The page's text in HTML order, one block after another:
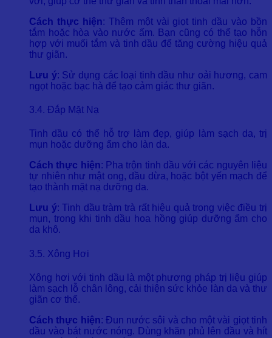
Cách thực hiện: Thêm một vài giọt tinh dầu vào bồn
tắm hoặc hòa vào nước ấm. Bạn cũng có thể tạo hỗn
hợp với muối tắm và tinh dầu để tăng cường hiệu quả
thư giãn.
Lưu ý: Sử dụng các loại tinh dầu như oải hương, cam
ngọt hoặc bạc hà để tạo cảm giác thư giãn.
3.4. Đắp Mặt Nạ
Tinh dầu có thể hỗ trợ làm đẹp, giúp làm sạch da, trị
mụn hoặc dưỡng ẩm cho làn da.
Cách thực hiện: Pha trộn tinh dầu với các nguyên liệu
tự nhiên như mật ong, dầu dừa, hoặc bột yến mạch để
tạo thành mặt nạ dưỡng da.
Lưu ý: Tinh dầu tràm trà rất hiệu quả trong việc điều trị
mụn, trong khi tinh dầu hoa hồng giúp dưỡng ẩm cho
da khô.
3.5. Xông Hơi
Xông hơi với tinh dầu là một phương pháp trị liệu giúp
làm sạch lỗ chân lông, cải thiện sức khỏe làn da và thư
giãn cơ thể.
Cách thực hiện: Đun nước sôi và cho một vài giọt tinh
dầu vào bát nước nóng. Dùng khăn phủ lên đầu và hít